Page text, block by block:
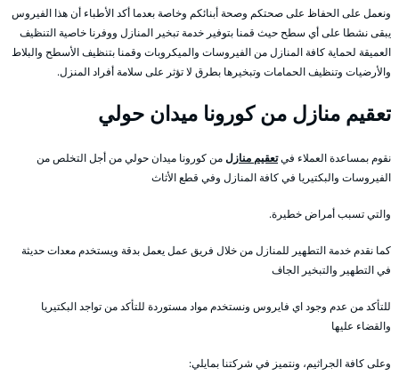
ونعمل على الحفاظ على صحتكم وصحة أبنائكم وخاصة بعدما أكد الأطباء أن هذا الفيروس
يبقى نشطا على أي سطح حيث قمنا بتوفير خدمة تبخير المنازل ووفرنا خاصية التنظيف
العميقة لحماية كافة المنازل من الفيروسات والميكروبات وقمنا بتنظيف الأسطح والبلاط
والأرضيات وتنظيف الحمامات وتبخيرها بطرق لا تؤثر على سلامة أفراد المنزل.
تعقيم منازل من كورونا ميدان حولي
نقوم بمساعدة العملاء فيتعقيم منازلمن كورونا ميدان حولي من أجل التخلص من
الفيروسات والبكتيريا في كافة المنازل وفي قطع الأثاث
والتي تسبب أمراض خطيرة.
كما نقدم خدمة التطهير للمنازل من خلال فريق عمل يعمل بدقة ويستخدم معدات حديثة
في التطهير والتبخير الجاف
للتأكد من عدم وجود اي فايروس ونستخدم مواد مستوردة للتأكد من تواجد البكتيريا
والقضاء عليها
وعلى كافة الجراثيم، ونتميز في شركتنا بمايلي: